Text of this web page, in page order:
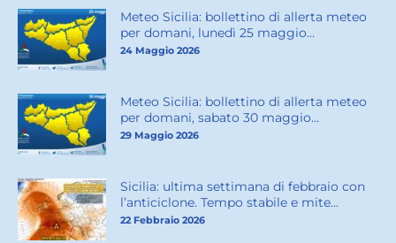
Meteo Sicilia: bollettino di allerta meteo
per domani, lunedì 25 maggio...
24 Maggio 2026
Meteo Sicilia: bollettino di allerta meteo
per domani, sabato 30 maggio...
29 Maggio 2026
Sicilia: ultima settimana di febbraio con
l’anticiclone. Tempo stabile e mite...
22 Febbraio 2026